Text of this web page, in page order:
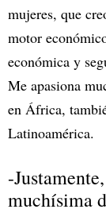
mujeres, que
motor
económica y
Me apasiona
en África,
Latinoamérica.
-
muchísima